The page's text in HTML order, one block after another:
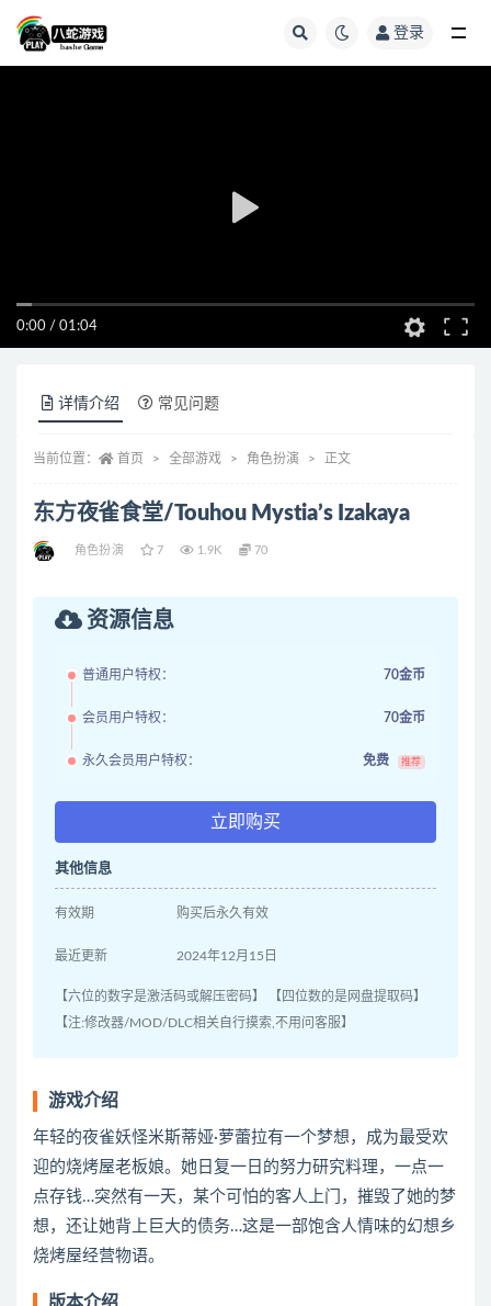
登录
0:00 / 01:04
详情介绍 常见问题
当前位置： 首页 全部游戏 角色扮演 正文
东方夜雀食堂/Touhou Mystia’s Izakaya
角色扮演 7 1.9K 70
资源信息
普通用户特权： 70金币
会员用户特权： 70金币
永久会员用户特权： 免费 推荐
立即购买
其他信息
有效期 购买后永久有效
最近更新 2024年12月15日
【六位的数字是激活码或解压密码】 【四位数的是网盘提取码】
【注:修改器/MOD/DLC相关自行摸索,不用问客服】
游戏介绍
年轻的夜雀妖怪米斯蒂娅·萝蕾拉有一个梦想，成为最受欢
迎的烧烤屋老板娘。她日复一日的努力研究料理，一点一
点存钱…突然有一天，某个可怕的客人上门，摧毁了她的梦
想，还让她背上巨大的债务…这是一部饱含人情味的幻想乡
烧烤屋经营物语。
版本介绍